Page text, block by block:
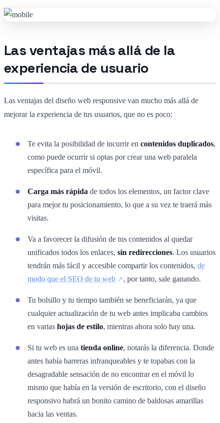
Las ventajas más allá de la
experiencia de usuario
Las ventajas del diseño web responsive van mucho más allá de
mejorar la experiencia de tus usuarios, que no es poco:
Te evita la posibilidad de incurrir en contenidos duplicados,
como puede ocurrir si optas por crear una web paralela
específica para el móvil.
Carga más rápida de todos los elementos, un factor clave
para mejor tu posicionamiento, lo que a su vez te traerá más
visitas.
Va a favorecer la difusión de tus contenidos al quedar
unificados todos los enlaces, sin redirecciones. Los usuarios
tendrán más fácil y accesible compartir los contenidos, de
modo que el SEO de tu web
, por tanto, sale ganando.
Tu bolsillo y tu tiempo también se beneficiarán, ya que
cualquier actualización de tu web antes implicaba cambios
en varias hojas de estilo, mientras ahora solo hay una.
Si tu web es una tienda online, notarás la diferencia. Donde
antes había barreras infranqueables y te topabas con la
desagradable sensación de no encontrar en el móvil lo
mismo que había en la versión de escritorio, con el diseño
responsivo habrá un bonito camino de baldosas amarillas
hacia las ventas.